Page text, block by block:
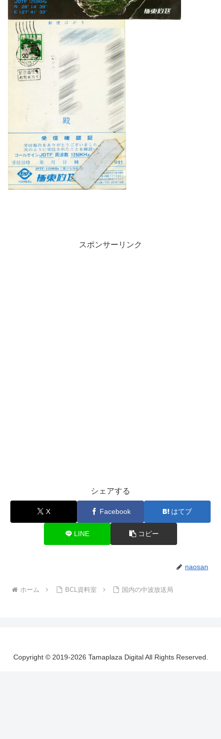
スポンサーリンク
シェアする
X Facebook はてブ
LINE コピー
naosan
ホーム BCL資料室 国内の中波放送局
Copyright © 2019-2026 Tamaplaza Digital All Rights Reserved.